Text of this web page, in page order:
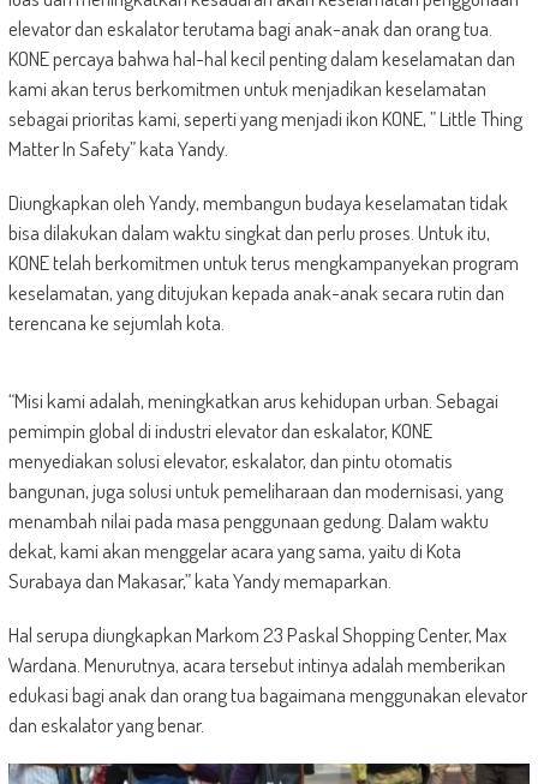
elevator dan eskalator terutama bagi anak-anak dan orang tua.
KONE percaya bahwa hal-hal kecil penting dalam keselamatan dan
kami akan terus berkomitmen untuk menjadikan keselamatan
sebagai prioritas kami, seperti yang menjadi ikon KONE, ” Little Thing
Matter In Safety” kata Yandy.
Diungkapkan oleh Yandy, membangun budaya keselamatan tidak
bisa dilakukan dalam waktu singkat dan perlu proses. Untuk itu,
KONE telah berkomitmen untuk terus mengkampanyekan program
keselamatan, yang ditujukan kepada anak-anak secara rutin dan
terencana ke sejumlah kota.
“Misi kami adalah, meningkatkan arus kehidupan urban. Sebagai
pemimpin global di industri elevator dan eskalator, KONE
menyediakan solusi elevator, eskalator, dan pintu otomatis
bangunan, juga solusi untuk pemeliharaan dan modernisasi, yang
menambah nilai pada masa penggunaan gedung. Dalam waktu
dekat, kami akan menggelar acara yang sama, yaitu di Kota
Surabaya dan Makasar,” kata Yandy memaparkan.
Hal serupa diungkapkan Markom 23 Paskal Shopping Center, Max
Wardana. Menurutnya, acara tersebut intinya adalah memberikan
edukasi bagi anak dan orang tua bagaimana menggunakan elevator
dan eskalator yang benar.